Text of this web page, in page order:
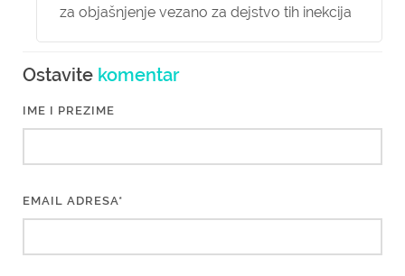
za objašnjenje vezano za dejstvo tih inekcija
Ostavite komentar
IME I PREZIME
EMAIL ADRESA*